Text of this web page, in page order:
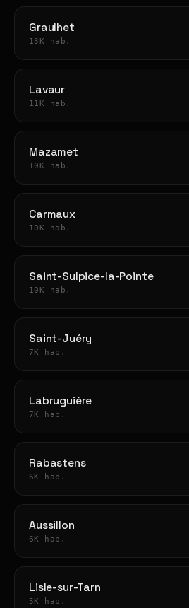
Graulhet
13K hab.
Lavaur
11K hab.
Mazamet
10K hab.
Carmaux
10K hab.
Saint-Sulpice-la-Pointe
10K hab.
Saint-Juéry
7K hab.
Labruguière
7K hab.
Rabastens
6K hab.
Aussillon
6K hab.
Lisle-sur-Tarn
5K hab.